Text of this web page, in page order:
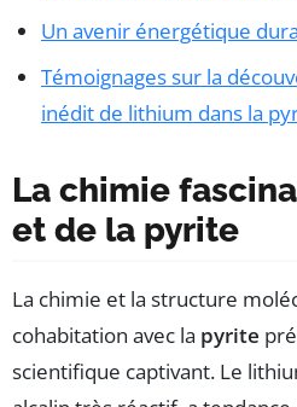
Un avenir énergétique
Témoignages sur la
inédit de lithium dans la
La chimie
et de la pyrite
La chimie et la structure
cohabitation avec la pyrite
scientifique captivant. Le